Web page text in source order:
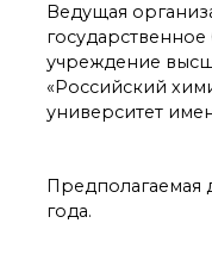
Разработки
Крупный научный
проект
по приоритетным
направлениям НТР
Аспирантура
Защита диссертаций
Ведущая
учреждение
«Российский
университет
Предполагаемая
года.